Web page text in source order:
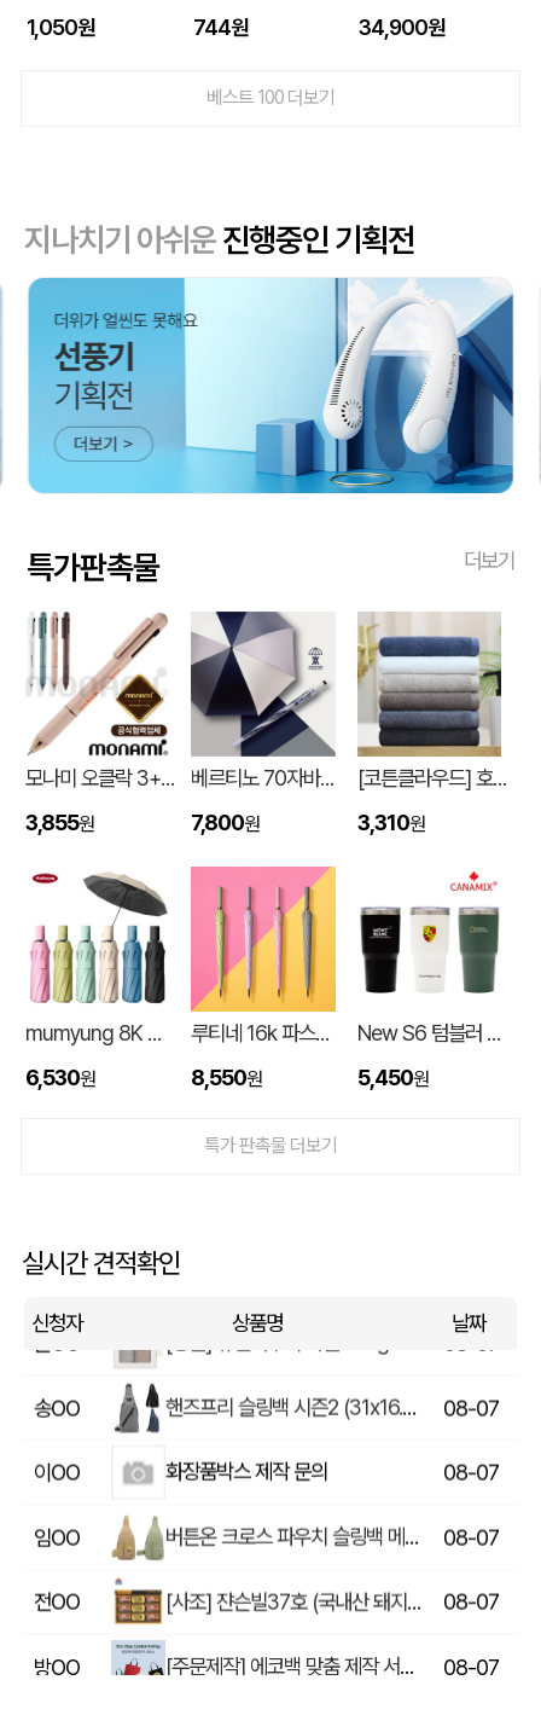
1,050원
744원
34,900원
베스트 100 더보기
지나치기 아쉬운진행중인 기획전
특가판촉물 더보기
모나미 오클락 3+1멀티펜 (0.5) (모나미공식협력업체)
3,855원
베르티노 70자바라파스텔암막 UV
7,800원
[코튼클라우드] 호텔수건 170g 1P (자수,나염)
3,310원
mumyung 8K 암막 베이스 완전자동 3단 양우산
6,530원
루티네 16k 파스텔 자동 장우산
8,550원
New S6 텀블러 600ml
5,450원
특가 판촉물 더보기
실시간 견적확인
신청자 상품명 날짜
이OO 입체형떡메모_(도자기레인보우) 08-08
이OO 상품제안(웰컴키트제작)
윤OO 08-07